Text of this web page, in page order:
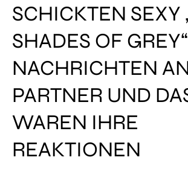
SCHICKTEN SEXY
SHADES OF
NACHRICHTEN
PARTNER UND
WAREN IHRE
REAKTIONEN